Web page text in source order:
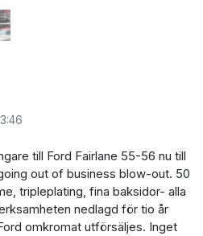
till Ford Fairlane 55-56 nu till
out of business blow-out. 50
tripleplating, fina baksidor- alla
nedlagd för tio år
omkromat utförsäljes. Inget